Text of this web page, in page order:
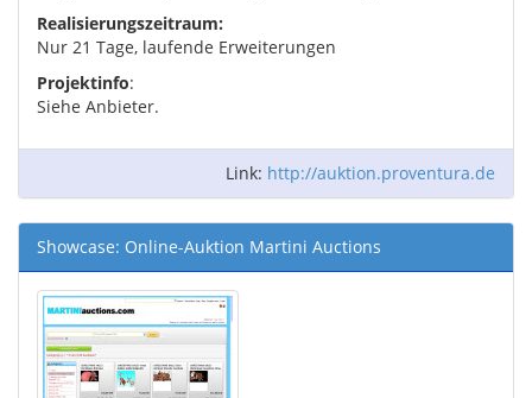
Realisierungszeitraum:
Nur 21 Tage, laufende Erweiterungen
Projektinfo:
Siehe Anbieter.
Link: http://auktion.proventura.de
Showcase: Online-Auktion Martini Auctions